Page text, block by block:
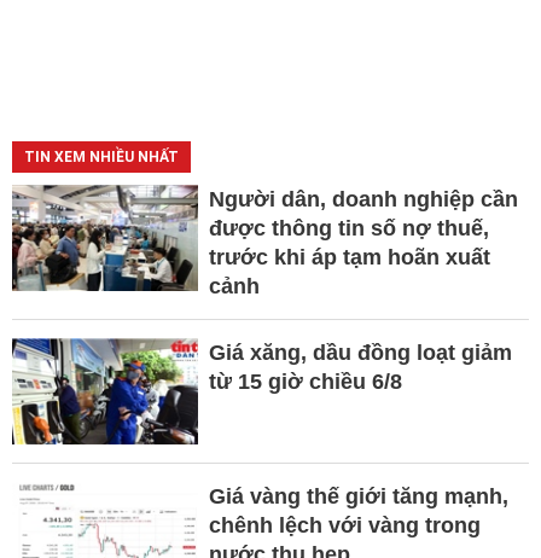
TIN XEM NHIỀU NHẤT
Người dân, doanh nghiệp cần
được thông tin số nợ thuế,
trước khi áp tạm hoãn xuất
cảnh
Giá xăng, dầu đồng loạt giảm
từ 15 giờ chiều 6/8
Giá vàng thế giới tăng mạnh,
chênh lệch với vàng trong